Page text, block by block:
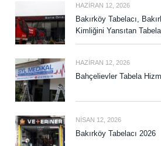
HAZIRAN 12, 2026
Bakırköy Tabelacı,
Kimliğini Yansıtan
HAZIRAN 12, 2026
Bahçelievler Tabela
NISAN 12, 2026
Bakırköy Tabelacı 2026